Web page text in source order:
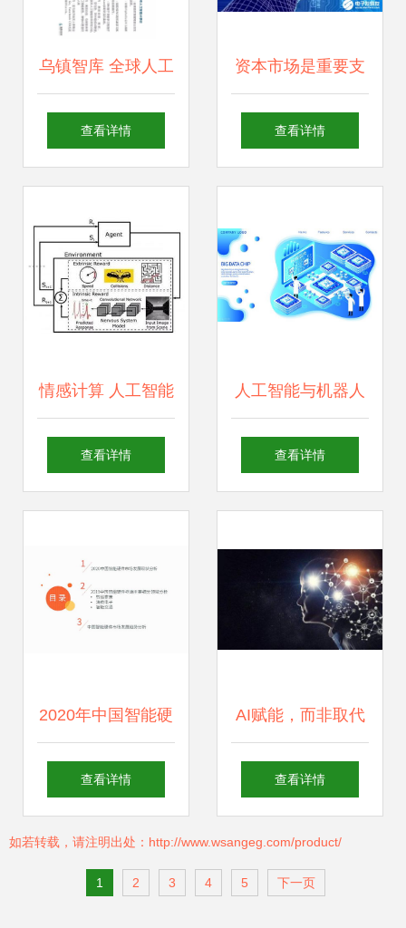
乌镇智库 全球人工
智能发展报告2017
应用软件开发趋势
查看详情
资本市场是重要支
撑 人工智能应用软
大“馅饼”与机遇
查看详情
情感计算 人工智能
应用的新兴前沿与
查看详情
人工智能与机器人
技术 从软件到应用
查看详情
2020年中国智能硬
件行业全景 人工智
动新增长
查看详情
AI赋能，而非取代
软件测试在人工智
进
查看详情
如若转载，请注明出处：http://www.wsangeg.com/product/
1 2 3 4 5 下一页